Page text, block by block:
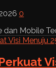
0
Mobile